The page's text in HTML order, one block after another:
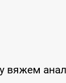
вяжем